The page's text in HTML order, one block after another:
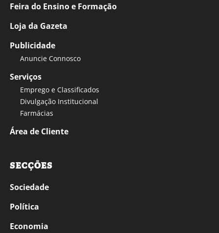
Feira do Ensino e Formação
Loja da Gazeta
Publicidade
Anuncie Connosco
Serviços
Emprego e Classificados
Divulgação Institucional
Farmácias
Área de Cliente
SECÇÕES
Sociedade
Política
Economia